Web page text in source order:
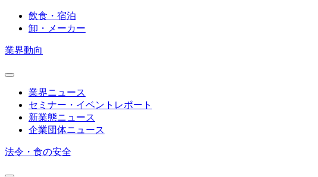
飲食・宿泊
卸・メーカー
業界動向
業界ニュース
セミナー・イベントレポート
新業態ニュース
企業団体ニュース
法令・食の安全